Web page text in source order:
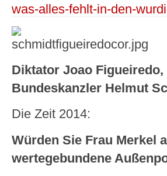
was-alles-fehlt-in-den-
Diktator Joao
Bundeskanzler Helmut
Die Zeit 2014:
Würden Sie Frau Merkel
wertegebundene